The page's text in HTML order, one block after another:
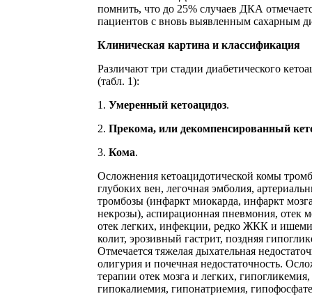
помнить, что до 25% случаев ДКА
пациентов с вновь выявленным сахарным
Клиническая картина и классификация
Различают три стадии диабетического
(табл. 1):
1. Умеренный кетоацидоз.
2. Прекома, или декомпенсированный
3. Кома.
Осложнения кетоацидотической комы
глубоких вен, легочная эмболия,
тромбозы (инфаркт миокарда, инфаркт
некрозы), аспирационная пневмония, отек
отек легких, инфекции, редко ЖКК и
колит, эрозивный гастрит, поздняя
Отмечается тяжелая дыхательная
олигурия и почечная недостаточность.
терапии отек мозга и легких, гипогликемия,
гипокалиемия, гипонатриемия,